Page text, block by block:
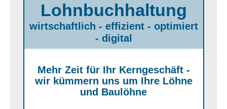
Lohnbuchhaltung
wirtschaftlich - effizient - optimiert
- digital
Mehr Zeit für Ihr Kerngeschäft -
wir kümmern uns um Ihre Löhne
und Baulöhne